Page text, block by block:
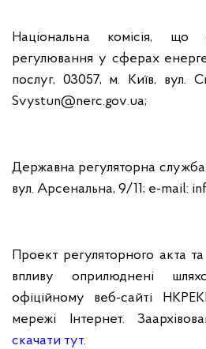
Національна комісія, що
регулювання у сферах
послуг, 03057, м. Київ, вул.
Svystun@nerc.gov.ua;
Державна регуляторна служба
вул. Арсенальна, 9/11; e-mail:
Проект регуляторного акта та
впливу оприлюднені
офіційному веб-сайті
мережі Інтернет.
скачати тут.